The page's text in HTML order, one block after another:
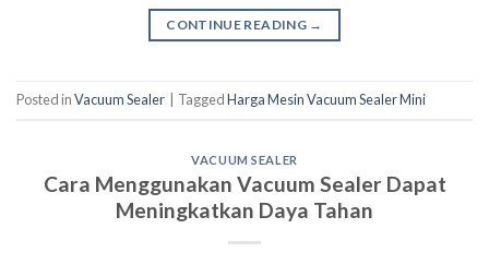
CONTINUE READING →
Posted inVacuum Sealer TaggedHarga Mesin Vacuum Sealer Mini
VACUUM SEALER
Cara Menggunakan Vacuum Sealer Dapat
Meningkatkan Daya Tahan